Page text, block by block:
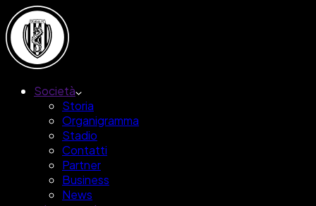
Società
Storia
Organigramma
Stadio
Contatti
Partner
Business
News